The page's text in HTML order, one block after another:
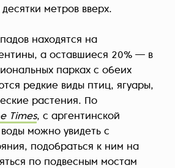
метров вверх.
находятся на
а оставшиеся 20% — в
парках с обеих
редкие виды птиц, ягуары,
растения. По
Times, с аргентинской
можно увидеть с
подобраться к ним на
по подвесным мостам